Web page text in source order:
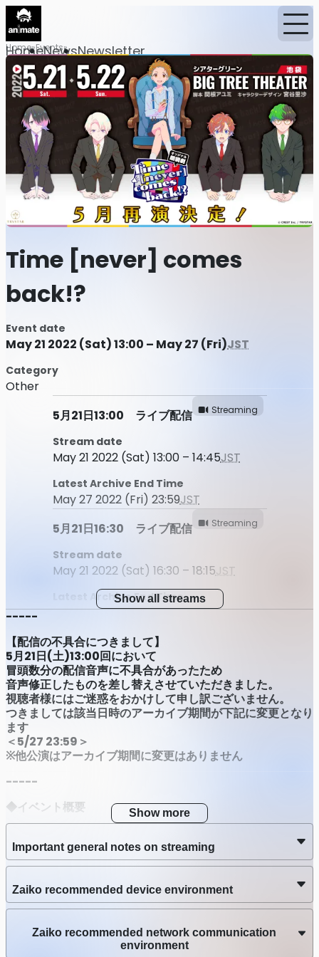
HomeNewsNewsletter
Home Events
Time [never] comes
back!?
Event date
May 21 2022 (Sat) 13:00 – May 27 (Fri)JST
Category
Other
5月21日13:00 ライブ配信
Streaming
Stream date
May 21 2022 (Sat) 13:00 – 14:45JST
Latest Archive End Time
May 27 2022 (Fri) 23:59JST
5月21日16:30 ライブ配信
Streaming
Stream date
May 21 2022 (Sat) 16:30 – 18:15JST
Latest Archive End Time
May 24 2022 (Tue) 23:59JST
5月21日19:30 ライブ配信
Stream date
May 21 2022 (Sat) 19:30 – 21:15JST
Latest Archive End Time
5月22日13:00 ライブ配信
Streaming
May 22 2022 (Sun) 13:00 – 14:45
Latest Archive End Time
May 25 2022 (Wed) 23:59
JST
5月22日16:15 ライブ配信
Streaming
Stream date
May 22 2022 (Sun) 16:15 – 18:00JST
Latest Archive End Time
May 25 2022 (Wed) 23:59
Show all streams
-----
【配信の不具合につきまして】
5月21日(土)13:00回において
冒頭数分の配信音声に不具合があったため
音声修正したものを差し替えさせていただきました。
視聴者様にはご迷惑をおかけして申し訳ございません。
つきましては該当日時のアーカイブ期間が下記に変更となり
ます
＜5/27 23:59＞
※他公演はアーカイブ期間に変更はありません
-----
◆イベント概要
朗読劇＜Time [never] comes back!?＞は、関根アユミが
脚本を、宮谷里沙がキャラクターデザインを務めるオリジナ
■あらすじ
とあるきっかけから炎上し、所属事務所に呼び出された4人
の動画配信者たち。
待ち受ける勧告は、クビかはたまた……社会的×××⁉⁉⁉
Show more
Important general notes on streaming
Zaiko recommended device environment
Zaiko recommended network communication
environment